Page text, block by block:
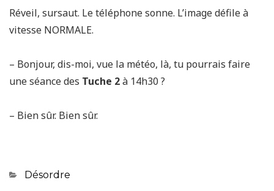
Réveil, sursaut. Le téléphone sonne. L’image défile à
vitesse NORMALE.
– Bonjour, dis-moi, vue la météo, là, tu pourrais faire
une séance des Tuche 2à 14h30 ?
– Bien sûr. Bien sûr.
Categories
Désordre